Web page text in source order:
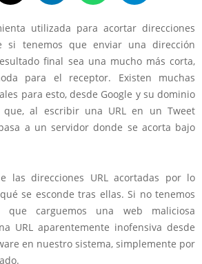
utilizada para acortar direcciones
si tenemos que enviar una dirección
final sea una mucho más corta,
para el receptor. Existen muchas
para esto, desde Google y su dominio
que, al escribir una URL en un Tweet
a un servidor donde se acorta bajo
las direcciones URL acortadas por lo
se esconde tras ellas. Si no tenemos
que carguemos una web maliciosa
URL aparentemente inofensiva desde
en nuestro sistema, simplemente por